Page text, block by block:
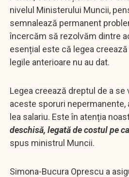
nivelul Ministerului Muncii,
semnalează permanent
încercăm să rezolvăm dintre
esențial este că legea
legile anterioare nu au dat.
Legea creează dreptul de a
aceste sporuri nepermanente,
lea salariu. Este în atenția
deschisă, legată de costul pe
spus ministrul Muncii.
Simona-Bucura Oprescu a